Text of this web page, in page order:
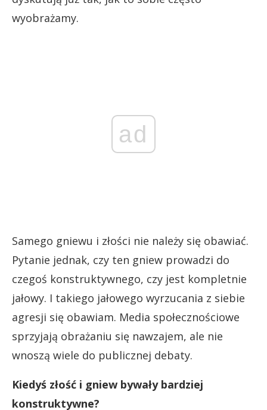
wyobrażamy.
ad
Samego gniewu i złości nie należy się obawiać.
Pytanie jednak, czy ten gniew prowadzi do
czegoś konstruktywnego, czy jest kompletnie
jałowy. I takiego jałowego wyrzucania z siebie
agresji się obawiam. Media społecznościowe
sprzyjają obrażaniu się nawzajem, ale nie
wnoszą wiele do publicznej debaty.
Kiedyś złość i gniew bywały bardziej
konstruktywne?